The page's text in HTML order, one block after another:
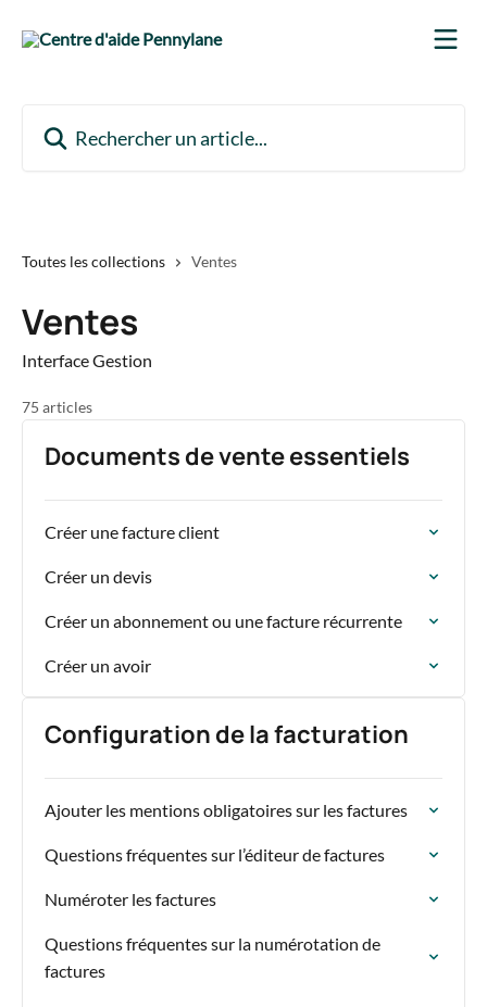
Toutes les collections Ventes
Ventes
Interface Gestion
75 articles
Documents de vente essentiels
Créer une facture client
Créer un devis
Créer un abonnement ou une facture récurrente
Créer un avoir
Configuration de la facturation
Ajouter les mentions obligatoires sur les factures
Questions fréquentes sur l’éditeur de factures
Numéroter les factures
Questions fréquentes sur la numérotation de
factures